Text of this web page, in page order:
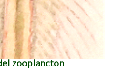
zooplancton